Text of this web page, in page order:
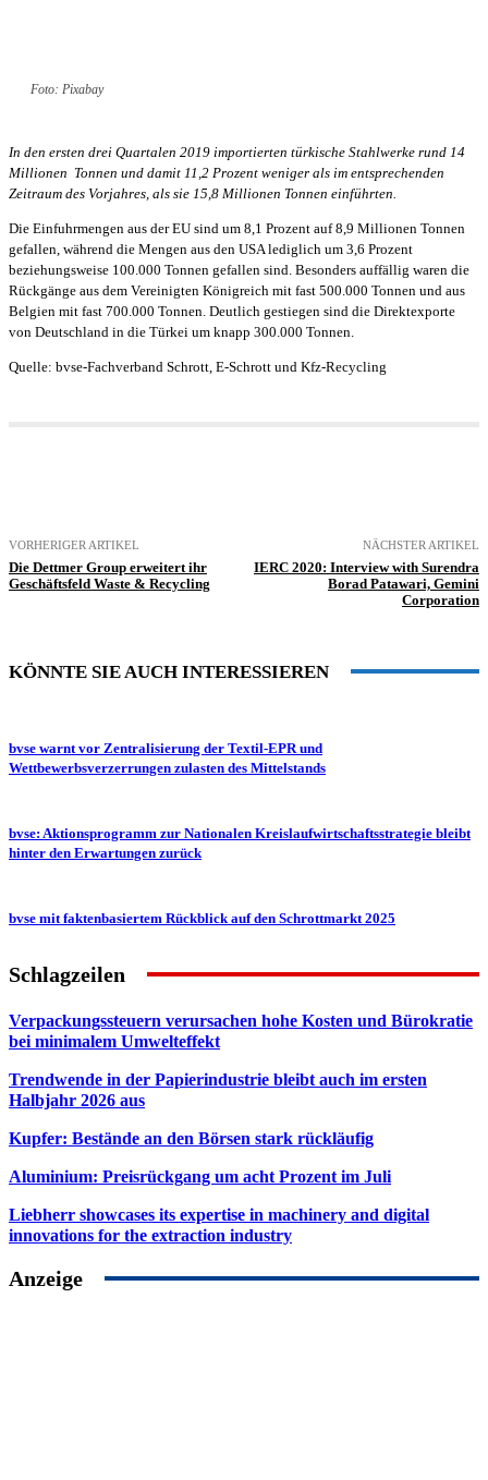
Foto: Pixabay
In den ersten drei Quartalen 2019 importierten türkische Stahlwerke rund 14
Millionen Tonnen und damit 11,2 Prozent weniger als im entsprechenden
Zeitraum des Vorjahres, als sie 15,8 Millionen Tonnen einführten.
Die Einfuhrmengen aus der EU sind um 8,1 Prozent auf 8,9 Millionen Tonnen
gefallen, während die Mengen aus den USA lediglich um 3,6 Prozent
beziehungsweise 100.000 Tonnen gefallen sind. Besonders auffällig waren die
Rückgänge aus dem Vereinigten Königreich mit fast 500.000 Tonnen und aus
Belgien mit fast 700.000 Tonnen. Deutlich gestiegen sind die Direktexporte
von Deutschland in die Türkei um knapp 300.000 Tonnen.
Quelle: bvse-Fachverband Schrott, E-Schrott und Kfz-Recycling
VORHERIGER ARTIKEL
Die Dettmer Group erweitert ihr
Geschäftsfeld Waste & Recycling
NÄCHSTER ARTIKEL
IERC 2020: Interview with Surendra
Borad Patawari, Gemini
Corporation
KÖNNTE SIE AUCH INTERESSIEREN
bvse warnt vor Zentralisierung der Textil-EPR und
Wettbewerbsverzerrungen zulasten des Mittelstands
bvse: Aktionsprogramm zur Nationalen Kreislaufwirtschaftsstrategie bleibt
hinter den Erwartungen zurück
bvse mit faktenbasiertem Rückblick auf den Schrottmarkt 2025
Schlagzeilen
Verpackungssteuern verursachen hohe Kosten und Bürokratie
bei minimalem Umwelteffekt
Trendwende in der Papierindustrie bleibt auch im ersten
Halbjahr 2026 aus
Kupfer: Bestände an den Börsen stark rückläufig
Aluminium: Preisrückgang um acht Prozent im Juli
Liebherr showcases its expertise in machinery and digital
innovations for the extraction industry
Anzeige